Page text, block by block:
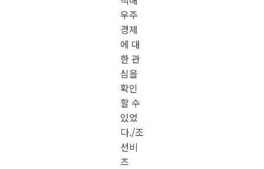
우주
경제
에 대
한 관
심을
확인
할 수
있었
다./조
선비
즈